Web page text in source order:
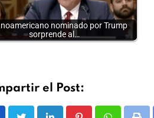
nominado por Trump
sorprende al…
el Post: